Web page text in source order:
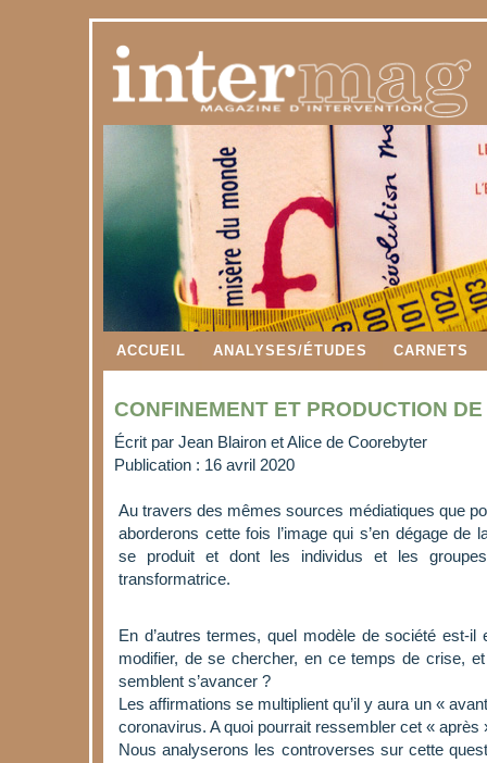
ACCUEIL ANALYSES/ÉTUDES CARNETS
CONFINEMENT ET PRODUCTION
Écrit par Jean Blairon et Alice de Coorebyter
Publication : 16 avril 2020
Au travers des mêmes sources médiatiques que
aborderons cette fois l’image qui s’en dégage de
se produit et dont les individus et les
transformatrice.
En d’autres termes, quel modèle de société est-
modifier, de se chercher, en ce temps de crise,
semblent s’avancer ?
Les affirmations se multiplient qu’il y aura un «
coronavirus. A quoi pourrait ressembler cet « après
Nous analyserons les controverses sur cette